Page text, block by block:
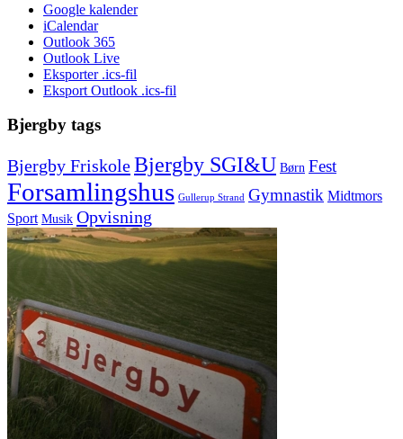
Google kalender
iCalendar
Outlook 365
Outlook Live
Eksporter .ics-fil
Eksport Outlook .ics-fil
Bjergby tags
Bjergby FriskoleBjergby SGI&U Børn Fest
Forsamlingshus Gullerup Strand Gymnastik Midtmors
Sport Musik Opvisning